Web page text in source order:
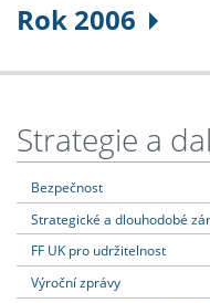
Rok 2006
Strategie a
Bezpečnost
Strategické a dlouhodobé
FF UK pro udržitelnost
Výroční zprávy